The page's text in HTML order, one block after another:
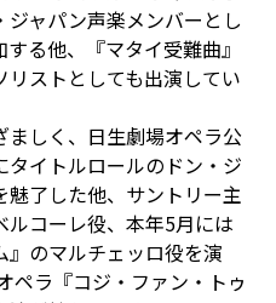
ャパン声楽メンバーとし
る他、『マタイ受難曲』
リストとしても出演してい
しく、日生劇場オペラ公
イトルロールのドン・ジ
魅了した他、サントリー主
コーレ役、本年5月には
のマルチェッロ役を演
ペラ『コジ・ファン・トゥ